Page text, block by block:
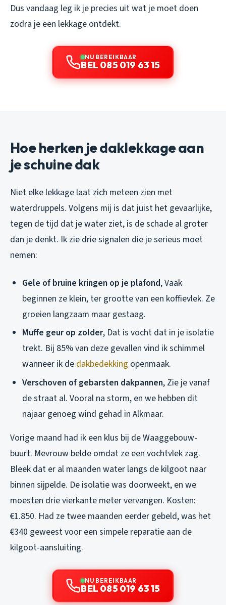
Dus vandaag leg ik je precies uit wat je moet doen
zodra je een lekkage ontdekt.
NU BEREIKBAAR
BEL 085 019 63 15
Hoe herken je daklekkage aan
je schuine dak
Niet elke lekkage laat zich meteen zien met
waterdruppels. Volgens mij is dat juist het gevaarlijke,
tegen de tijd dat je water ziet, is de schade al groter
dan je denkt. Ik zie drie signalen die je serieus moet
nemen:
Gele of bruine kringen op je plafond, Vaak
beginnen ze klein, ter grootte van een koffievlek. Ze
groeien langzaam maar gestaag.
Muffe geur op zolder, Dat is vocht dat in je isolatie
trekt. Bij 85% van deze gevallen vind ik schimmel
wanneer ik de dakbedekking openmaak.
Verschoven of gebarsten dakpannen, Zie je vanaf
de straat al. Vooral na storm, en we hebben dit
najaar genoeg wind gehad in Alkmaar.
Vorige maand had ik een klus bij de Waaggebouw-
buurt. Mevrouw belde omdat ze een vochtvlek zag.
Bleek dat er al maanden water langs de kilgoot naar
binnen sijpelde. De isolatie was doorweekt, en we
moesten drie vierkante meter vervangen. Kosten:
€1.850. Had ze twee maanden eerder gebeld, was het
€340 geweest voor een simpele reparatie aan de
kilgoot-aansluiting.
NU BEREIKBAAR
BEL 085 019 63 15